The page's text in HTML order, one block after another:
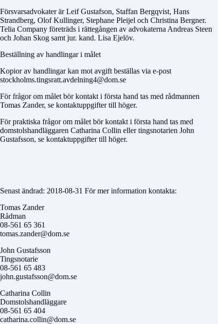
Försvarsadvokater är Leif Gustafson, Staffan Bergqvist, Hans
Strandberg, Olof Kullinger, Stephane Pleijel och Christina Bergner.
Telia Company företräds i rättegången av advokaterna Andreas Steen
och Johan Skog samt jur. kand. Lisa Ejelöv.
Beställning av handlingar i målet
Kopior av handlingar kan mot avgift beställas via e-post
stockholms.tingsratt.avdelning4@dom.se
För frågor om målet bör kontakt i första hand tas med rådmannen
Tomas Zander, se kontaktuppgifter till höger.
För praktiska frågor om målet bör kontakt i första hand tas med
domstolshandläggaren Catharina Collin eller tingsnotarien John
Gustafsson, se kontaktuppgifter till höger.
Senast ändrad: 2018-08-31 För mer information kontakta:
Tomas Zander
Rådman
08-561 65 361
tomas.zander@dom.se
John Gustafsson
Tingsnotarie
08-561 65 483
john.gustafsson@dom.se
Catharina Collin
Domstolshandläggare
08-561 65 404
catharina.collin@dom.se